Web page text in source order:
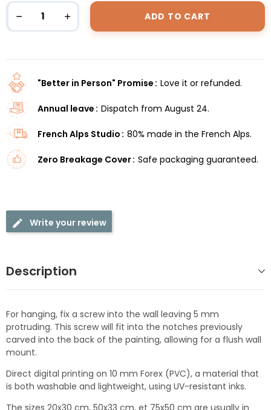
ADD TO CART
"Better in Person" Promise Love it or refunded.
Annual leave Dispatch from August 24.
French Alps Studio 80% made in the French Alps.
Zero Breakage Cover Safe packaging guaranteed.
Write your review
Description
For hanging, fix a screw into the wall leaving 5 mm
protruding. This screw will fit into the notches previously
carved into the back of the painting, allowing for a flush wall
mount.
Direct digital printing on 10 mm Forex (PVC), a material that
is both washable and lightweight, using UV-resistant inks.
The sizes 20x30 cm, 50x33 cm, et 75x50 cm are usually in